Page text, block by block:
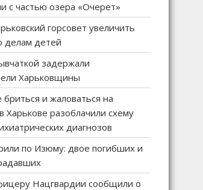
с частью озера «Очерет»
горсовет увеличить
делам детей
задержали
Харьковщины
и жаловаться на
Харькове разоблачили схему
диагнозов
по Изюму: двое погибших и
Нацгвардии сообщили о